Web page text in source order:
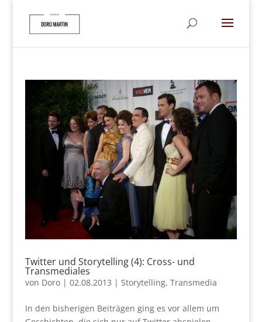
Twitter und Storytelling (4): Cross- und
Transmediales
von Doro| 02.08.2013 | Storytelling, Transmedia
In den bisherigen Beiträgen ging es vor allem um